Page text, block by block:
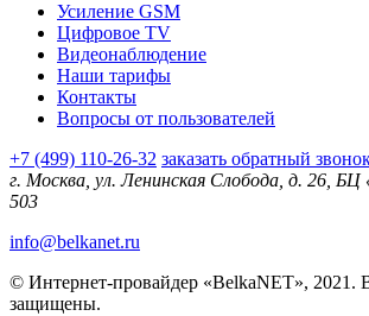
Усиление GSM
Цифровое TV
Видеонаблюдение
Наши тарифы
Контакты
Вопросы от пользователей
+7 (499) 110-26-32 заказать обратный
г. Москва, ул. Ленинская Слобода, д. 26,
503
info@belkanet.ru
© Интернет-провайдер «BelkaNET», 2021.
защищены.